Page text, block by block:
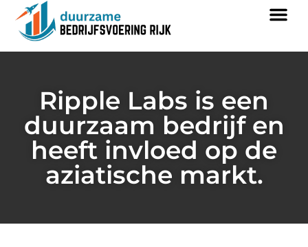
Ripple Labs is een
duurzaam bedrijf en
heeft invloed op de
aziatische markt.